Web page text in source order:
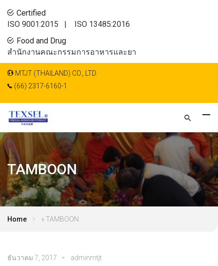
Certified
ISO 9001:2015 | ISO 13485:2016
Food and Drug
สำนักงานคณะกรรมการอาหารและยา
MTJT (THAILAND) CO., LTD.
(66) 2317-6160-1
TAMBOON
Home » TAMBOON
ธันวาคม 7, 2017
adminmtjt